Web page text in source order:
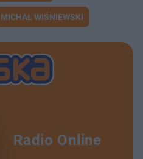
MICHAŁ WIŚNIEWSKI
Radio Online